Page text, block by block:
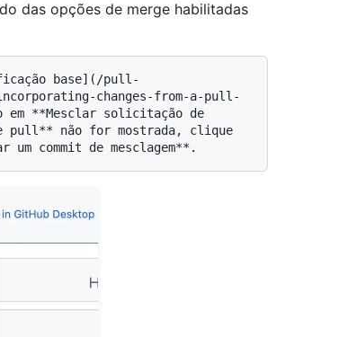
das opções de merge habilitadas
changes-from-a-pull-
em **Mesclar solicitação de
pull** não for mostrada, clique